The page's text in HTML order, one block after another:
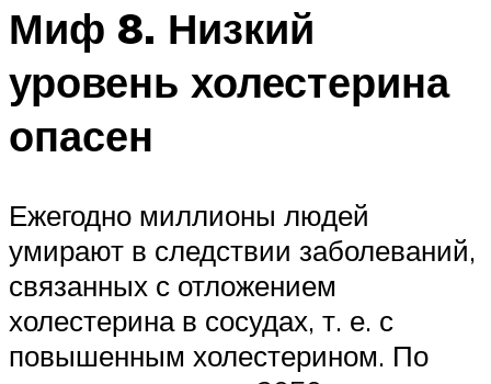
Миф 8. Низкий
уровень холестерина
опасен
Ежегодно миллионы людей
умирают в следствии заболеваний,
связанных с отложением
холестерина в сосудах, т. е. с
повышенным холестерином. По